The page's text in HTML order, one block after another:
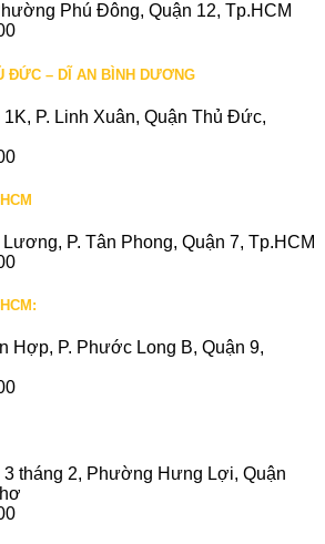
Phú Đông, Quận 12, Tp.HCM
ĐỨC – DĨ AN BÌNH DƯƠNG
1K, P. Linh Xuân, Quận Thủ Đức,
P. Tân Phong, Quận 7, Tp.HCM
Hợp, P. Phước Long B, Quận 9,
tháng 2, Phường Hưng Lợi, Quận